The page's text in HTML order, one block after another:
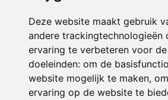
Deze website maakt gebruik
andere trackingtechnologieën
ervaring te verbeteren voor
doeleinden: om de
website mogelijk te maken,
ervaring op de website te